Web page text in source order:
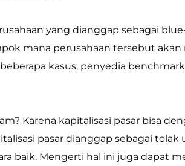
yang dianggap sebagai
mana perusahaan tersebut akan
kasus, penyedia
Karena kapitalisasi pasar bisa
pasar dianggap sebagai
baik. Mengerti hal ini juga dapat